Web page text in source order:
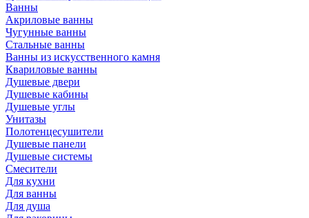
Ванны
Акриловые ванны
Чугунные ванны
Стальные ванны
Ванны из искусственного камня
Квариловые ванны
Душевые двери
Душевые кабины
Душевые углы
Унитазы
Полотенцесушители
Душевые панели
Душевые системы
Смесители
Для кухни
Для ванны
Для душа